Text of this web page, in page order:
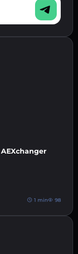
1 min 98